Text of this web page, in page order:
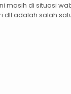
masih di situasi
dll adalah salah